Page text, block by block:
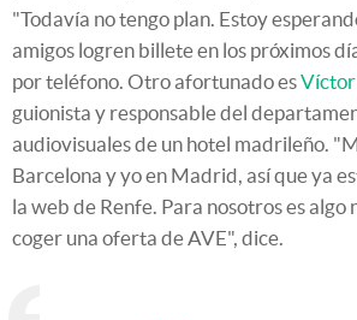
"Todavía no tengo plan. Estoy
amigos logren billete en los próximos
por teléfono. Otro afortunado es
guionista y responsable del
audiovisuales de un hotel madrileño.
Barcelona y yo en Madrid, así que ya
la web de Renfe. Para nosotros es
coger una oferta de AVE", dice.